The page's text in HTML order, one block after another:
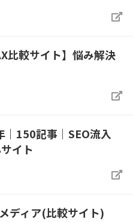
比較サイト】悩み解決
｜150記事｜SEO流入
イト
ディア(比較サイト)